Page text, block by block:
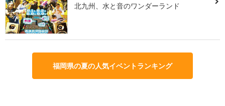
北九州、水と音のワンダーランド
福岡県の夏の人気イベントランキング